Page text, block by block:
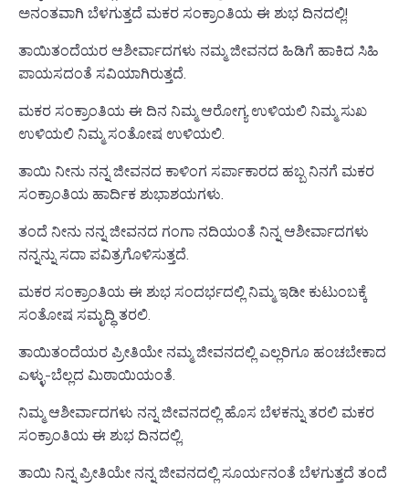
ಅನಂತವಾಗಿ ಬೆಳಗುತ್ತದೆ ಮಕರ ಸಂಕ್ರಾಂತಿಯ ಈ ಶುಭ ದಿನದಲ್ಲಿ!
ತಾಯಿತಂದೆಯರ ಆಶೀರ್ವಾದಗಳು ನಮ್ಮ ಜೀವನದ ಹಿಡಿಗೆ ಹಾಕಿದ ಸಿಹಿ
ಪಾಯಸದಂತೆ ಸವಿಯಾಗಿರುತ್ತದೆ.
ಮಕರ ಸಂಕ್ರಾಂತಿಯ ಈ ದಿನ ನಿಮ್ಮ ಆರೋಗ್ಯ ಉಳಿಯಲಿ ನಿಮ್ಮ ಸುಖ
ಉಳಿಯಲಿ ನಿಮ್ಮ ಸಂತೋಷ ಉಳಿಯಲಿ.
ತಾಯಿ ನೀನು ನನ್ನ ಜೀವನದ ಕಾಳಿಂಗ ಸರ್ಪಾಕಾರದ ಹಬ್ಬ ನಿನಗೆ ಮಕರ
ಸಂಕ್ರಾಂತಿಯ ಹಾರ್ದಿಕ ಶುಭಾಶಯಗಳು.
ತಂದೆ ನೀನು ನನ್ನ ಜೀವನದ ಗಂಗಾ ನದಿಯಂತೆ ನಿನ್ನ ಆಶೀರ್ವಾದಗಳು
ನನ್ನನ್ನು ಸದಾ ಪವಿತ್ರಗೊಳಿಸುತ್ತದೆ.
ಮಕರ ಸಂಕ್ರಾಂತಿಯ ಈ ಶುಭ ಸಂದರ್ಭದಲ್ಲಿ ನಿಮ್ಮ ಇಡೀ ಕುಟುಂಬಕ್ಕೆ
ಸಂತೋಷ ಸಮೃದ್ಧಿ ತರಲಿ.
ತಾಯಿತಂದೆಯರ ಪ್ರೀತಿಯೇ ನಮ್ಮ ಜೀವನದಲ್ಲಿ ಎಲ್ಲರಿಗೂ ಹಂಚಬೇಕಾದ
ಎಳ್ಳು-ಬೆಲ್ಲದ ಮಿಠಾಯಿಯಂತೆ.
ನಿಮ್ಮ ಆಶೀರ್ವಾದಗಳು ನನ್ನ ಜೀವನದಲ್ಲಿ ಹೊಸ ಬೆಳಕನ್ನು ತರಲಿ ಮಕರ
ಸಂಕ್ರಾಂತಿಯ ಈ ಶುಭ ದಿನದಲ್ಲಿ.
ತಾಯಿ ನಿನ್ನ ಪ್ರೀತಿಯೇ ನನ್ನ ಜೀವನದಲ್ಲಿ ಸೂರ್ಯನಂತೆ ಬೆಳಗುತ್ತದೆ ತಂದೆ